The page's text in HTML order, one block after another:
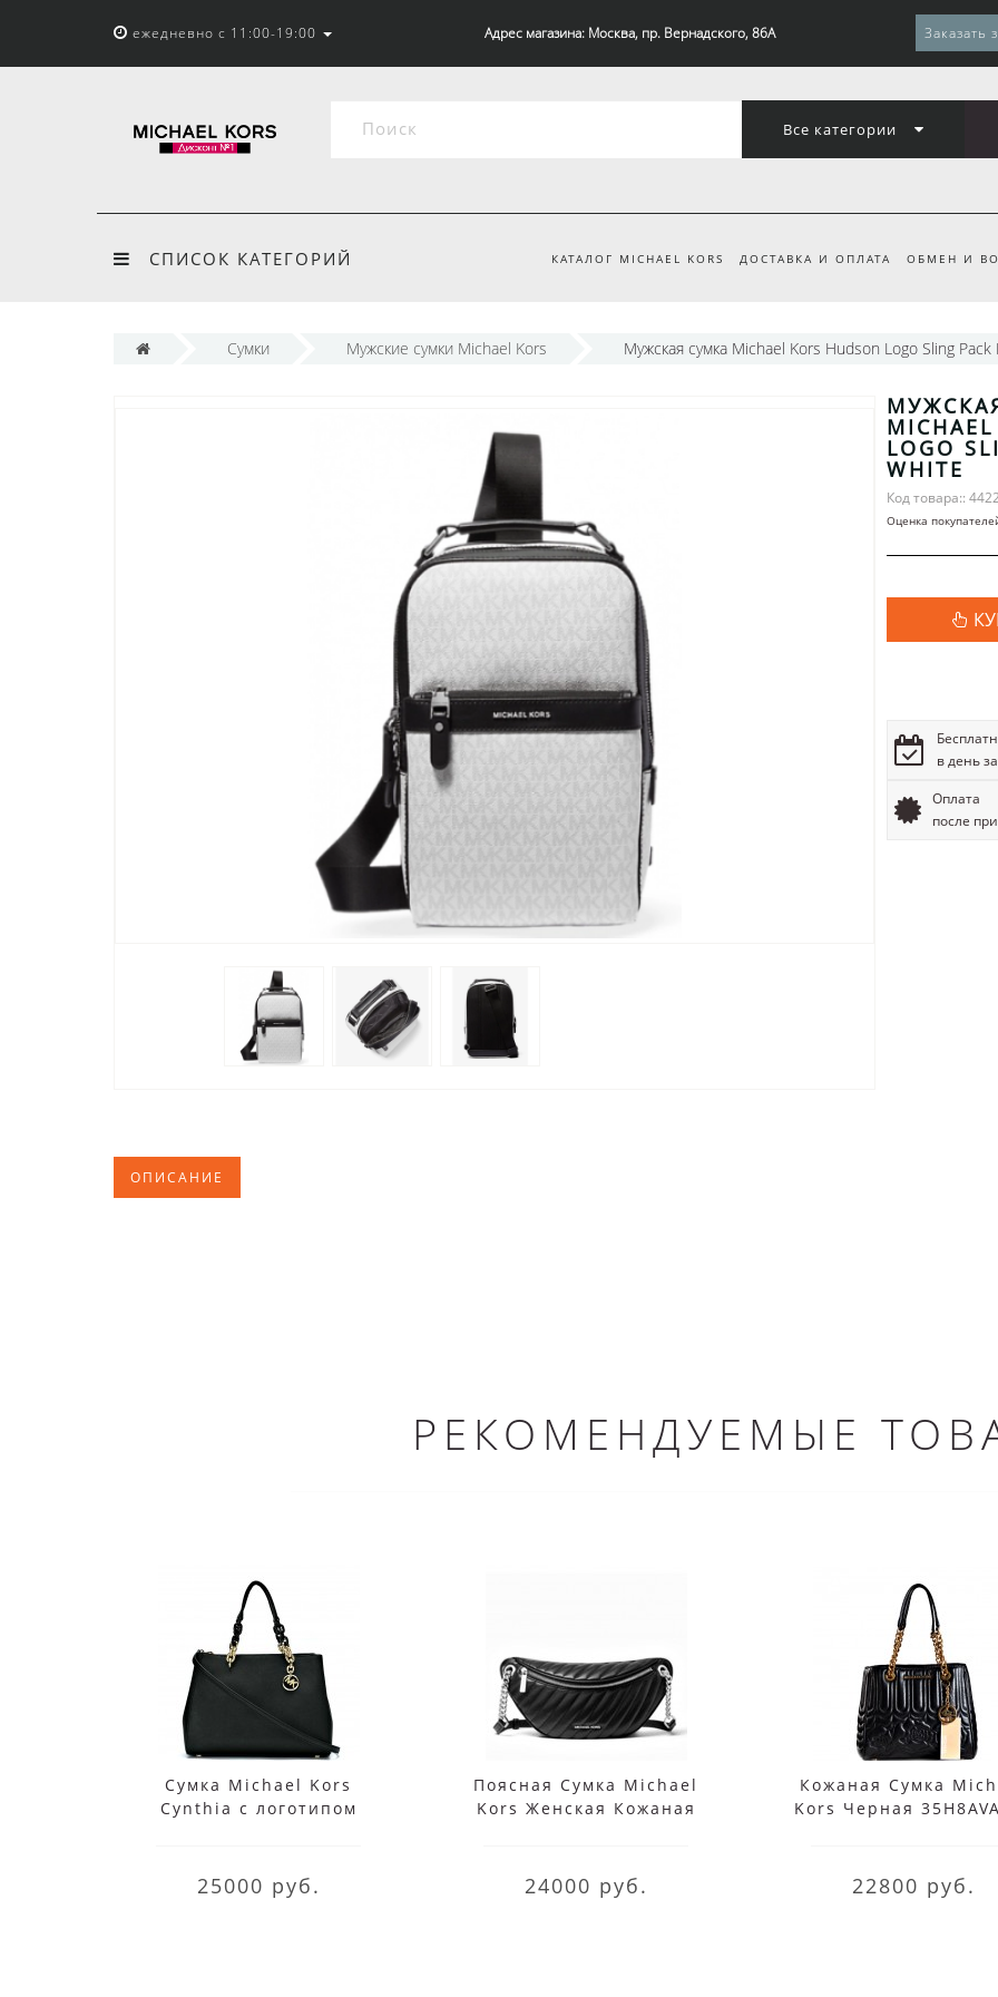
ежедневно с 11:00-19:00 Адрес магазина: Москва, пр. Вернадского, 86А Заказать
Все категории
СПИСОК КАТЕГОРИЙ КАТАЛОГ MICHAEL KORS ДОСТАВКА И ОПЛАТА ОБМЕН И
Сумки Мужские сумки Michael Kors Мужская сумка Michael Kors Hudson Logo Sling
LOGO
WHITE
Код товара::
Оценка
в день
Оплата
после
ОПИСАНИЕ
РЕКОМЕНДУЕМЫЕ
Сумка Michael Kors
Cynthia с логотипом
25000 руб.
Поясная Сумка Michael
Kors Женская Кожаная
24000 руб.
Кожаная Сумка
Kors Черная
22800 руб.